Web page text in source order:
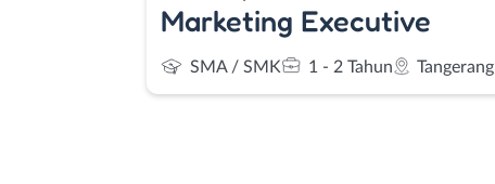
Marketing Executive
SMA / SMK 1 - 2 Tahun Tangerang